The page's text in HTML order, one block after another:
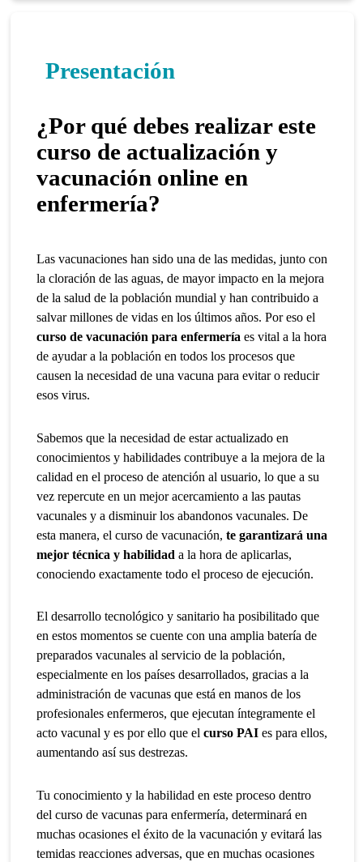
Presentación
¿Por qué debes realizar este
curso de actualización y
vacunación online en
enfermería?
Las vacunaciones han sido una de las medidas, junto con
la cloración de las aguas, de mayor impacto en la mejora
de la salud de la población mundial y han contribuido a
salvar millones de vidas en los últimos años. Por eso el
curso de vacunación para enfermería es vital a la hora
de ayudar a la población en todos los procesos que
causen la necesidad de una vacuna para evitar o reducir
esos virus.
Sabemos que la necesidad de estar actualizado en
conocimientos y habilidades contribuye a la mejora de la
calidad en el proceso de atención al usuario, lo que a su
vez repercute en un mejor acercamiento a las pautas
vacunales y a disminuir los abandonos vacunales. De
esta manera, el curso de vacunación,te garantizará una
mejor técnica y habilidada la hora de aplicarlas,
conociendo exactamente todo el proceso de ejecución.
El desarrollo tecnológico y sanitario ha posibilitado que
en estos momentos se cuente con una amplia batería de
preparados vacunales al servicio de la población,
especialmente en los países desarrollados, gracias a la
administración de vacunas que está en manos de los
profesionales enfermeros, que ejecutan íntegramente el
acto vacunal y es por ello que el curso PAI es para ellos,
aumentando así sus destrezas.
Tu conocimiento y la habilidad en este proceso dentro
del curso de vacunas para enfermería, determinará en
muchas ocasiones el éxito de la vacunación y evitará las
temidas reacciones adversas, que en muchas ocasiones